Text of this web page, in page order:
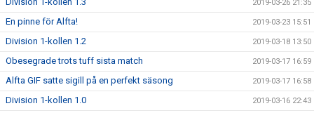
2019-03-26 21:35
En pinne för Alfta! 2019-03-23 15:51
Division 1-kollen 1.2 2019-03-18 13:50
Obesegrade trots tuff sista match 2019-03-17 16:59
Alfta GIF satte sigill på en perfekt säsong 2019-03-17 16:58
Division 1-kollen 1.0 2019-03-16 22:43